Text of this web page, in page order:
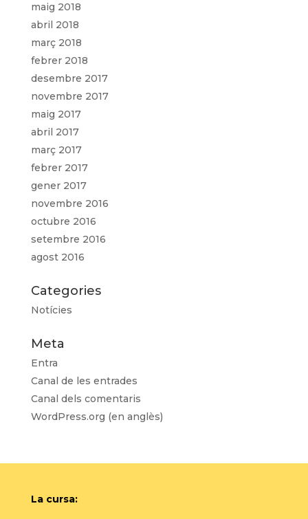
maig 2018
abril 2018
març 2018
febrer 2018
desembre 2017
novembre 2017
maig 2017
abril 2017
març 2017
febrer 2017
gener 2017
novembre 2016
octubre 2016
setembre 2016
agost 2016
Categories
Notícies
Meta
Entra
Canal de les entrades
Canal dels comentaris
WordPress.org (en anglès)
La cursa: